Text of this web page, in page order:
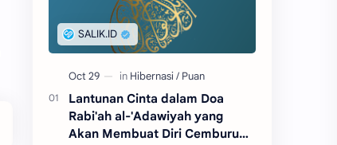
Lantunan Cinta dalam Doa
Rabi'ah al-'Adawiyah yang
Akan Membuat Diri Cemburu